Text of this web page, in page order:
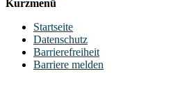
Kurzmenü
Startseite
Datenschutz
Barrierefreiheit
Barriere melden